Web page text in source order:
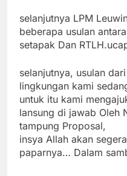
selanjutnya LPM
beberapa usulan
setapak Dan
selanjutnya, usulan
lingkungan kami
untuk itu kami
lansung di jawab Oleh
tampung Proposal,
insya Allah akan
paparnya… Dalam